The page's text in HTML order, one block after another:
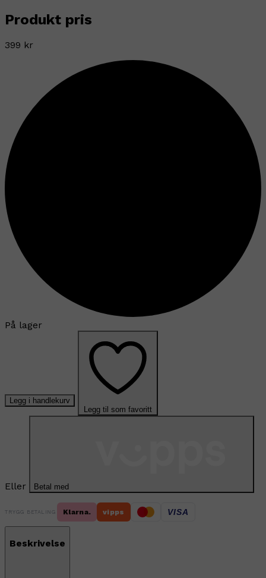
Produkt pris
399 kr
På lager
Legg i handlekurv
Legg til som favoritt
Eller Betal med
TRYGG BETALING Klarna. vipps VISA
Beskrivelse